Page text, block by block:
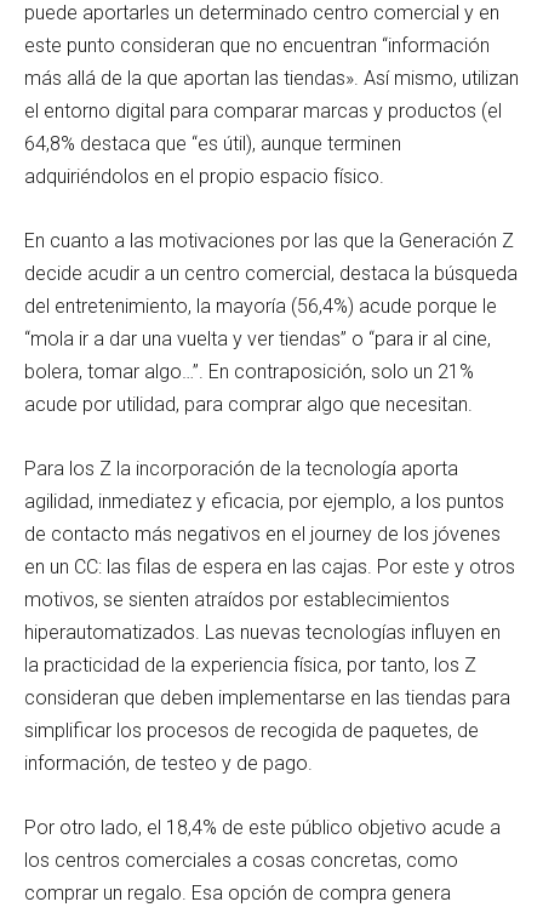
puede aportarles un determinado centro comercial y en
este punto consideran que no encuentran “información
más allá de la que aportan las tiendas». Así mismo, utilizan
el entorno digital para comparar marcas y productos (el
64,8% destaca que “es útil), aunque terminen
adquiriéndolos en el propio espacio físico.
En cuanto a las motivaciones por las que la Generación Z
decide acudir a un centro comercial, destaca la búsqueda
del entretenimiento, la mayoría (56,4%) acude porque le
“mola ir a dar una vuelta y ver tiendas” o “para ir al cine,
bolera, tomar algo…”. En contraposición, solo un 21%
acude por utilidad, para comprar algo que necesitan.
Para los Z la incorporación de la tecnología aporta
agilidad, inmediatez y eficacia, por ejemplo, a los puntos
de contacto más negativos en el journey de los jóvenes
en un CC: las filas de espera en las cajas. Por este y otros
motivos, se sienten atraídos por establecimientos
hiperautomatizados. Las nuevas tecnologías influyen en
la practicidad de la experiencia física, por tanto, los Z
consideran que deben implementarse en las tiendas para
simplificar los procesos de recogida de paquetes, de
información, de testeo y de pago.
Por otro lado, el 18,4% de este público objetivo acude a
los centros comerciales a cosas concretas, como
comprar un regalo. Esa opción de compra genera